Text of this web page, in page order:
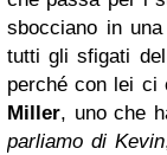
sbocciano in
tutti gli sfigati
perché con lei ci
Miller, uno che
parliamo di Kevin